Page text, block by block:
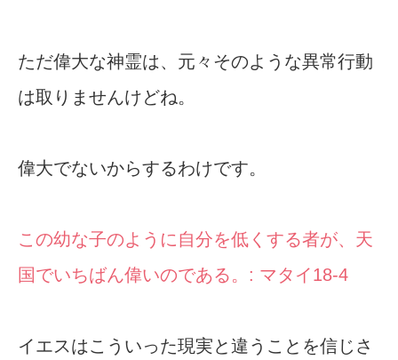
ただ偉大な神霊は、元々そのような異常行動
は取りませんけどね。
偉大でないからするわけです。
この幼な子のように自分を低くする者が、天
国でいちばん偉いのである。: マタイ18-4
イエスはこういった現実と違うことを信じさ